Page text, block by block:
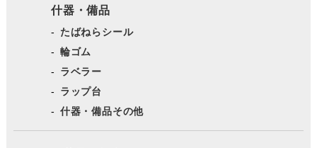
什器・備品
たばねらシール
輪ゴム
ラベラー
ラップ台
什器・備品その他